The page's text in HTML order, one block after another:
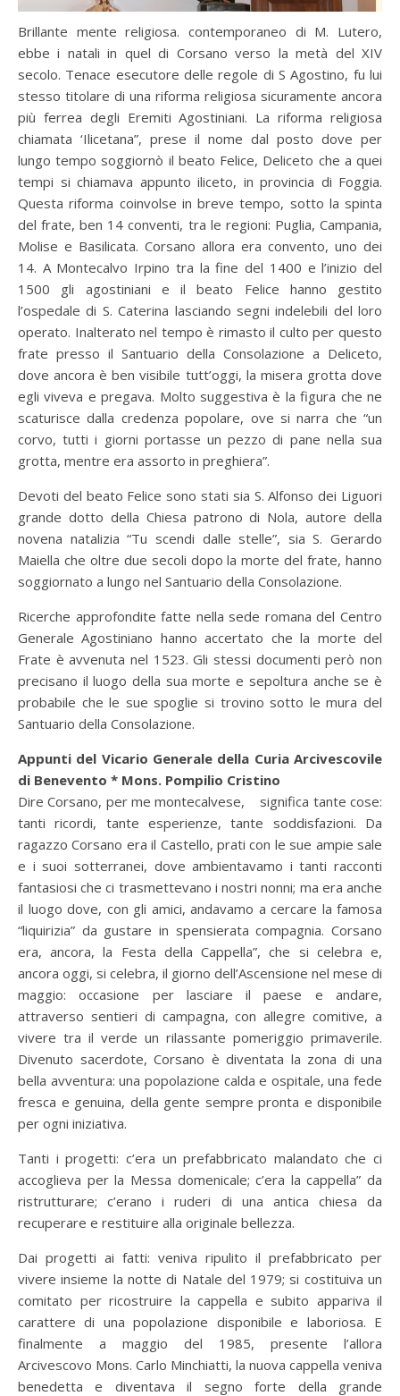
Brillante mente religiosa. contemporaneo di M. Lutero,
ebbe i natali in quel di Corsano verso la metà del XIV
secolo. Tenace esecutore delle regole di S Agostino, fu lui
stesso titolare di una riforma religiosa sicuramente ancora
più ferrea degli Eremiti Agostiniani. La riforma religiosa
chiamata ‘Ilicetana”, prese il nome dal posto dove per
lungo tempo soggiornò il beato Felice, Deliceto che a quei
tempi si chiamava appunto iliceto, in provincia di Foggia.
Questa riforma coinvolse in breve tempo, sotto la spinta
del frate, ben 14 conventi, tra le regioni: Puglia, Campania,
Molise e Basilicata. Corsano allora era convento, uno dei
14. A Montecalvo Irpino tra la fine del 1400 e l’inizio del
1500 gli agostiniani e il beato Felice hanno gestito
l’ospedale di S. Caterina lasciando segni indelebili del loro
operato. Inalterato nel tempo è rimasto il culto per questo
frate presso il Santuario della Consolazione a Deliceto,
dove ancora è ben visibile tutt’oggi, la misera grotta dove
egli viveva e pregava. Molto suggestiva è la figura che ne
scaturisce dalla credenza popolare, ove si narra che “un
corvo, tutti i giorni portasse un pezzo di pane nella sua
grotta, mentre era assorto in preghiera”.
Devoti del beato Felice sono stati sia S. Alfonso dei Liguori
grande dotto della Chiesa patrono di Nola, autore della
novena natalizia “Tu scendi dalle stelle”, sia S. Gerardo
Maiella che oltre due secoli dopo la morte del frate, hanno
soggiornato a lungo nel Santuario della Consolazione.
Ricerche approfondite fatte nella sede romana del Centro
Generale Agostiniano hanno accertato che la morte del
Frate è avvenuta nel 1523. Gli stessi documenti però non
precisano il luogo della sua morte e sepoltura anche se è
probabile che le sue spoglie si trovino sotto le mura del
Santuario della Consolazione.
Appunti del Vicario Generale della Curia Arcivescovile
di Benevento * Mons. Pompilio Cristino
Dire Corsano, per me montecalvese, significa tante cose:
tanti ricordi, tante esperienze, tante soddisfazioni. Da
ragazzo Corsano era il Castello, prati con le sue ampie sale
e i suoi sotterranei, dove ambientavamo i tanti racconti
fantasiosi che ci trasmettevano i nostri nonni; ma era anche
il luogo dove, con gli amici, andavamo a cercare la famosa
“liquirizia” da gustare in spensierata compagnia. Corsano
era, ancora, la Festa della Cappella”, che si celebra e,
ancora oggi, si celebra, il giorno dell’Ascensione nel mese di
maggio: occasione per lasciare il paese e andare,
attraverso sentieri di campagna, con allegre comitive, a
vivere tra il verde un rilassante pomeriggio primaverile.
Divenuto sacerdote, Corsano è diventata la zona di una
bella avventura: una popolazione calda e ospitale, una fede
fresca e genuina, della gente sempre pronta e disponibile
per ogni iniziativa.
Tanti i progetti: c’era un prefabbricato malandato che ci
accoglieva per la Messa domenicale; c’era la cappella” da
ristrutturare; c’erano i ruderi di una antica chiesa da
recuperare e restituire alla originale bellezza.
Dai progetti ai fatti: veniva ripulito il prefabbricato per
vivere insieme la notte di Natale del 1979; si costituiva un
comitato per ricostruire la cappella e subito appariva il
carattere di una popolazione disponibile e laboriosa. E
finalmente a maggio del 1985, presente l’allora
Arcivescovo Mons. Carlo Minchiatti, la nuova cappella veniva
benedetta e diventava il segno forte della grande